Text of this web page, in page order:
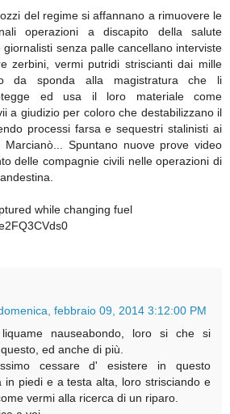
del regime si affannano a rimuovere le
operazioni a discapito della salute
giornalisti senza palle cancellano interviste
zerbini, vermi putridi striscianti dai mille
da sponda alla magistratura che li
ed usa il loro materiale come
a giudizio per coloro che destabilizzano il
processi farsa e sequestri stalinisti ai
Spuntano nuove prove video
delle compagnie civili nelle operazioni di
while changing fuel
febbraio 09, 2014 3:12:00 PM
nauseabondo, loro si che si
ed anche di più.
cessare d' esistere in questo
in piedi e a testa alta, loro strisciando e
vermi alla ricerca di un riparo.